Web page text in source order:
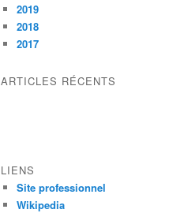
2019
2018
2017
ARTICLES RÉCENTS
LIENS
Site professionnel
Wikipedia